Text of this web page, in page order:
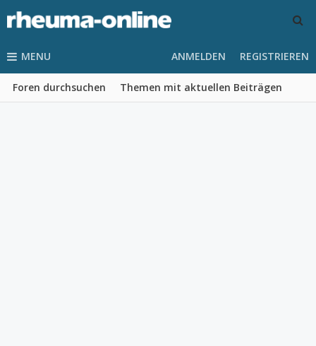
MENU
Foren durchsuchen Themen mit aktuellen Beiträgen
ANMELDEN REGISTRIEREN